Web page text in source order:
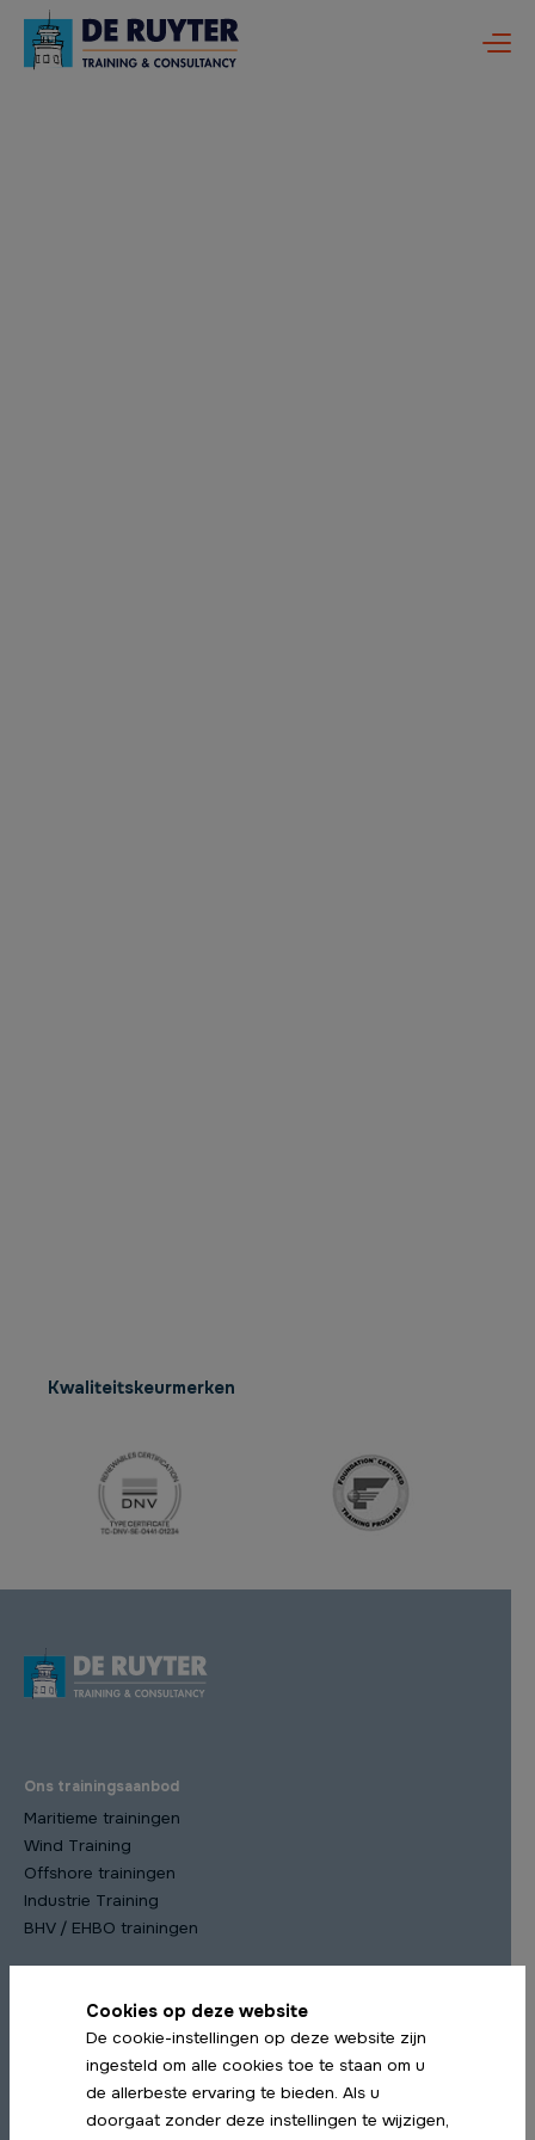
Kwaliteitskeurmerken
Ons trainingsaanbod
Maritieme trainingen
Wind Training
Offshore trainingen
Industrie Training
BHV / EHBO trainingen
Meest gekozen trainingen
STCW Scheepsmanagement cursus
STCW Medische Training
STCW Profiency in Survival Craft Herhaling
Cookies op deze website
De cookie-instellingen op deze website zijn
ingesteld om alle cookies toe te staan om u
de allerbeste ervaring te bieden. Als u
doorgaat zonder deze instellingen te wijzigen,